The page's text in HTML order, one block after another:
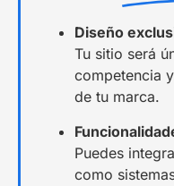
Diseño
Tu sitio será
competencia
de tu marca.
Puedes
como